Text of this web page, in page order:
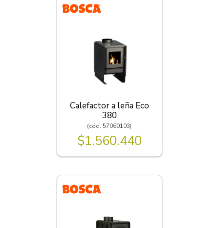
Calefactor a leña Eco
380
(cód. 57060103)
$1.560.440